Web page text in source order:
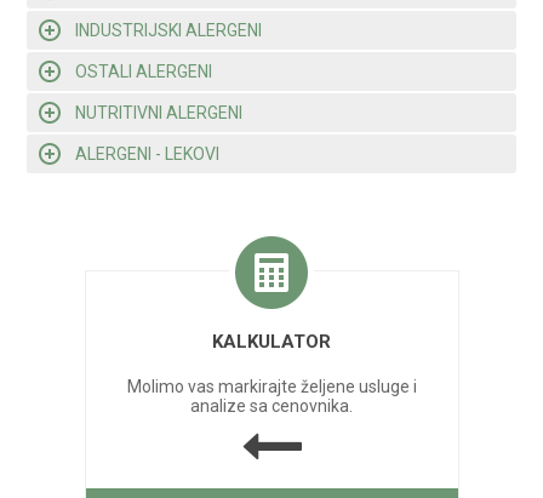
INDUSTRIJSKI ALERGENI
OSTALI ALERGENI
NUTRITIVNI ALERGENI
ALERGENI - LEKOVI
KALKULATOR
Molimo vas markirajte željene usluge i
analize sa cenovnika.